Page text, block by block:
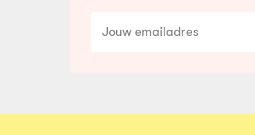
mailadres